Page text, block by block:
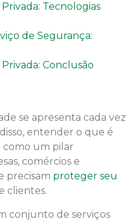
Tecnologias
de Segurança:
Conclusão
se apresenta cada vez
entender o que é
como um pilar
comércios e
precisam proteger seu
clientes.
conjunto de serviços